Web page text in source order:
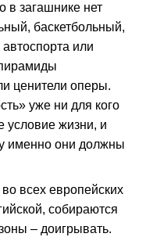
в загашнике нет
баскетбольный,
или
ценители оперы.
уже ни для кого
условие жизни, и
именно они должны
всех европейских
собираются
– доигрывать.